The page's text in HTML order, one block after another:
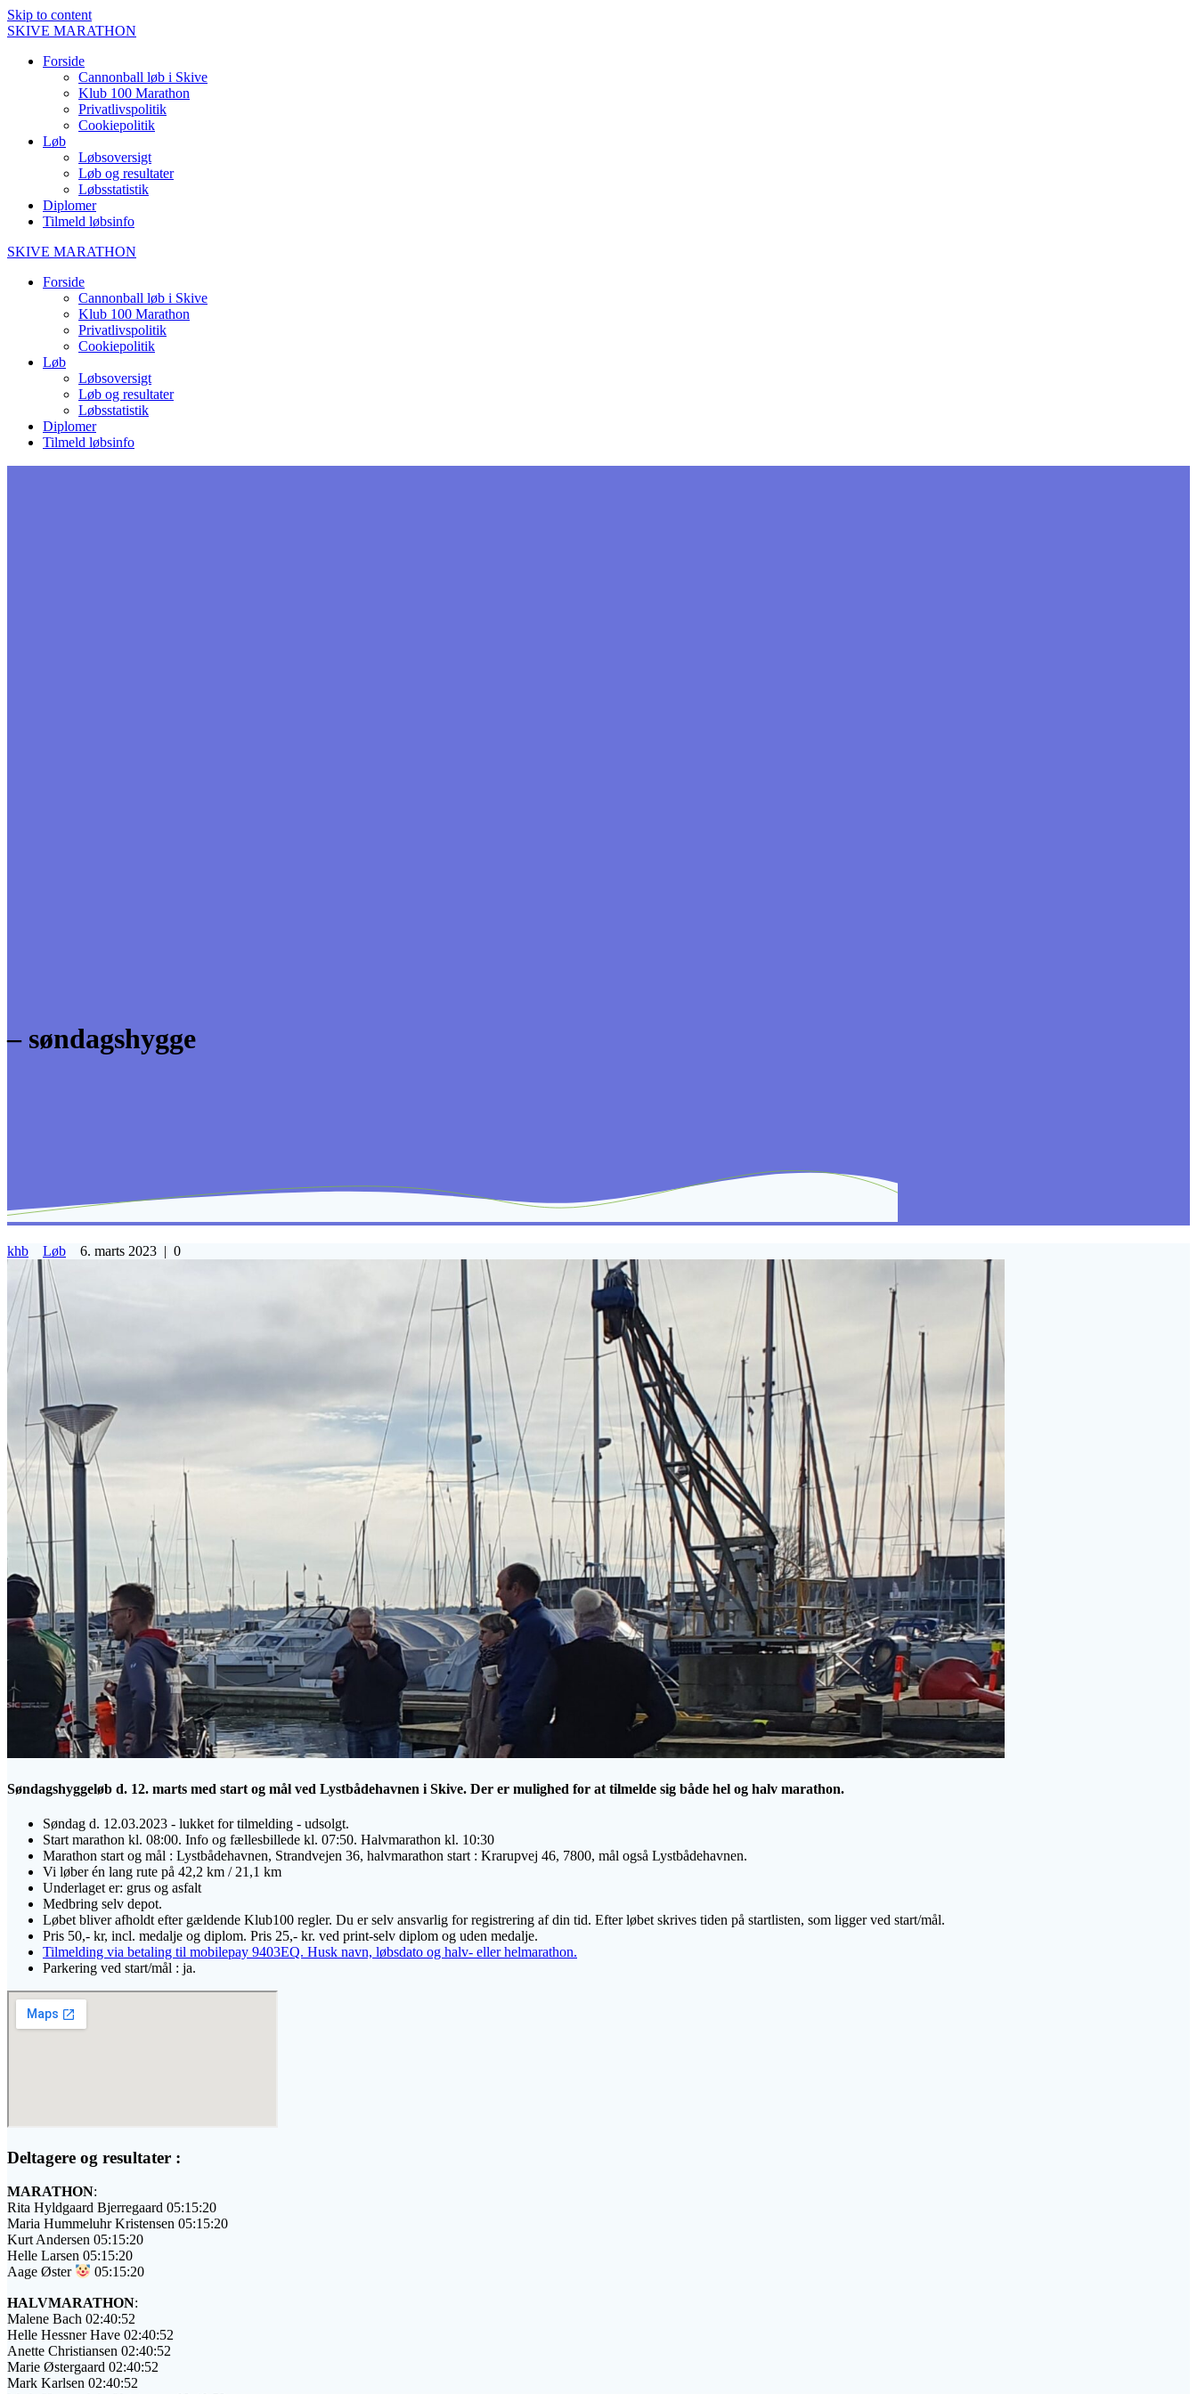
Skip to content
SKIVE MARATHON
Forside
Cannonball løb i Skive
Klub 100 Marathon
Privatlivspolitik
Cookiepolitik
Løb
Løbsoversigt
Løb og resultater
Løbsstatistik
Diplomer
Tilmeld løbsinfo
SKIVE MARATHON
Forside
Cannonball løb i Skive
Klub 100 Marathon
Privatlivspolitik
Cookiepolitik
Løb
Løbsoversigt
Løb og resultater
Løbsstatistik
Diplomer
Tilmeld løbsinfo
– søndagshygge
khb Løb 6. marts 2023 | 0
Søndagshyggeløb d. 12. marts med start og mål ved Lystbådehavnen i Skive. Der er mulighed for at tilmelde sig både hel og halv marathon.
Søndag d. 12.03.2023 - lukket for tilmelding - udsolgt.
Start marathon kl. 08:00. Info og fællesbillede kl. 07:50. Halvmarathon kl. 10:30
Marathon start og mål : Lystbådehavnen, Strandvejen 36, halvmarathon start : Krarupvej 46, 7800, mål også Lystbådehavnen.
Vi løber én lang rute på 42,2 km / 21,1 km
Underlaget er: grus og asfalt
Medbring selv depot.
Løbet bliver afholdt efter gældende Klub100 regler. Du er selv ansvarlig for registrering af din tid. Efter løbet skrives tiden på startlisten, som ligger ved start/mål.
Pris 50,- kr, incl. medalje og diplom. Pris 25,- kr. ved print-selv diplom og uden medalje.
Tilmelding via betaling til mobilepay 9403EQ. Husk navn, løbsdato og halv- eller helmarathon.
Parkering ved start/mål : ja.
Deltagere og resultater :
MARATHON:
Rita Hyldgaard Bjerregaard 05:15:20
Maria Hummeluhr Kristensen 05:15:20
Kurt Andersen 05:15:20
Helle Larsen 05:15:20
Aage Øster
05:15:20
HALVMARATHON:
Malene Bach 02:40:52
Helle Hessner Have 02:40:52
Anette Christiansen 02:40:52
Marie Østergaard 02:40:52
Mark Karlsen 02:40:52